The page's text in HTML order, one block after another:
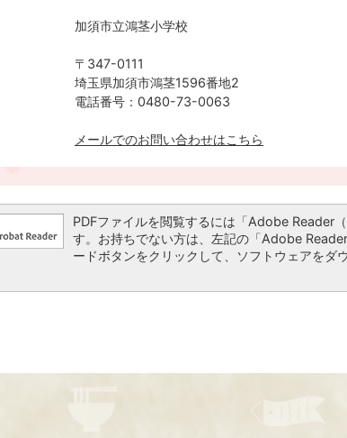
加須市立鴻茎小学校
〒347-0111
埼玉県加須市鴻茎1596番地2
電話番号：0480-73-0063
メールでのお問い合わせはこちら
PDFファイルを閲覧するには「Adobe Reader
す。お持ちでない方は、左記の「Adobe
ードボタンをクリックして、ソフトウェアをダ